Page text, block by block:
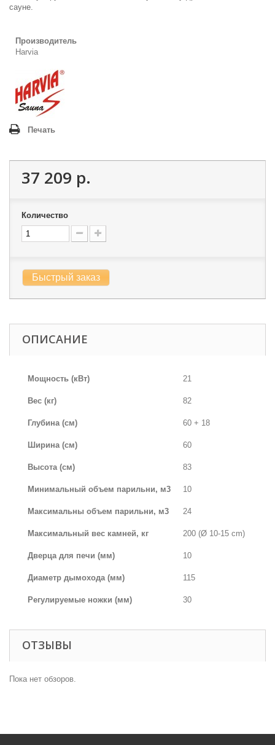
сауне.
Производитель
Harvia
Печать
37 209 р.
Количество
Быстрый заказ
ОПИСАНИЕ
Мощность (кВт) 21
Вес (кг) 82
Глубина (см) 60 + 18
Ширина (см) 60
Высота (см) 83
Минимальный объем парильни, м3 10
Максимальны объем парильни, м3 24
Максимальный вес камней, кг 200 (Ø 10-15 cm)
Дверца для печи (мм) 10
Диаметр дымохода (мм) 115
Регулируемые ножки (мм) 30
ОТЗЫВЫ
Пока нет обзоров.